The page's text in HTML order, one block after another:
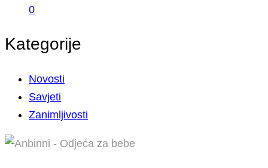
0
Kategorije
Novosti
Savjeti
Zanimljivosti